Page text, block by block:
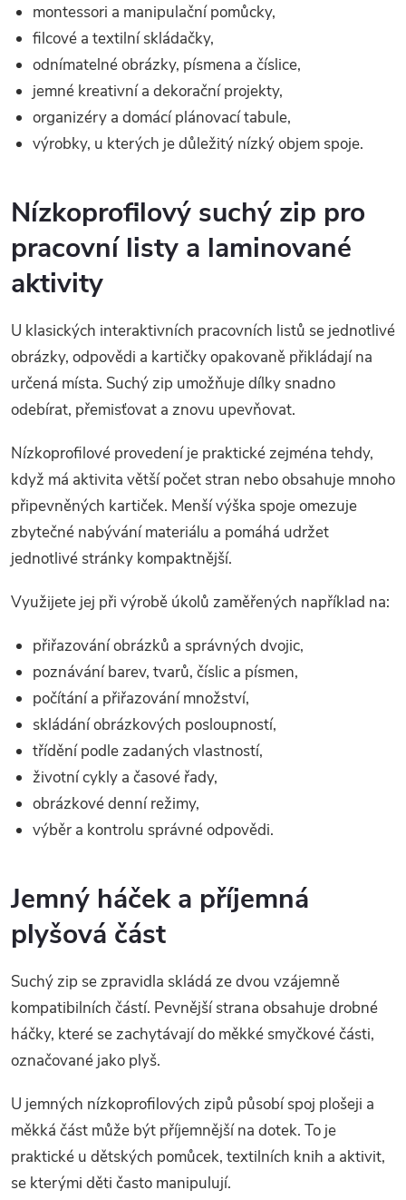
montessori a manipulační pomůcky,
filcové a textilní skládačky,
odnímatelné obrázky, písmena a číslice,
jemné kreativní a dekorační projekty,
organizéry a domácí plánovací tabule,
výrobky, u kterých je důležitý nízký objem spoje.
Nízkoprofilový suchý zip pro
pracovní listy a laminované
aktivity
U klasických interaktivních pracovních listů se jednotlivé
obrázky, odpovědi a kartičky opakovaně přikládají na
určená místa. Suchý zip umožňuje dílky snadno
odebírat, přemisťovat a znovu upevňovat.
Nízkoprofilové provedení je praktické zejména tehdy,
když má aktivita větší počet stran nebo obsahuje mnoho
připevněných kartiček. Menší výška spoje omezuje
zbytečné nabývání materiálu a pomáhá udržet
jednotlivé stránky kompaktnější.
Využijete jej při výrobě úkolů zaměřených například na:
přiřazování obrázků a správných dvojic,
poznávání barev, tvarů, číslic a písmen,
počítání a přiřazování množství,
skládání obrázkových posloupností,
třídění podle zadaných vlastností,
životní cykly a časové řady,
obrázkové denní režimy,
výběr a kontrolu správné odpovědi.
Jemný háček a příjemná
plyšová část
Suchý zip se zpravidla skládá ze dvou vzájemně
kompatibilních částí. Pevnější strana obsahuje drobné
háčky, které se zachytávají do měkké smyčkové části,
označované jako plyš.
U jemných nízkoprofilových zipů působí spoj plošeji a
měkká část může být příjemnější na dotek. To je
praktické u dětských pomůcek, textilních knih a aktivit,
se kterými děti často manipulují.